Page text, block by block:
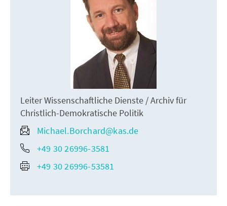
Leiter Wissenschaftliche Dienste / Archiv für
Christlich-Demokratische Politik
Michael.Borchard@kas.de
+49 30 26996-3581
+49 30 26996-53581